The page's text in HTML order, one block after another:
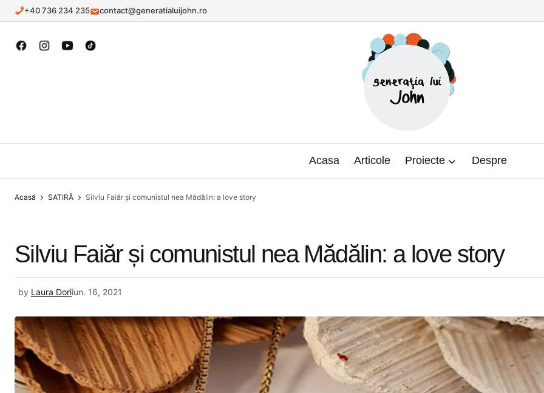
conținut+40 736 234 235 contact@generatialuijohn.ro
Acasa Articole Proiecte Despre
Acasă SATIRĂ Silviu Faiăr și comunistul nea Mădălin: a love story
Silviu Faiăr și comunistul nea Mădălin: a love story
by Laura Doriiun. 16, 2021